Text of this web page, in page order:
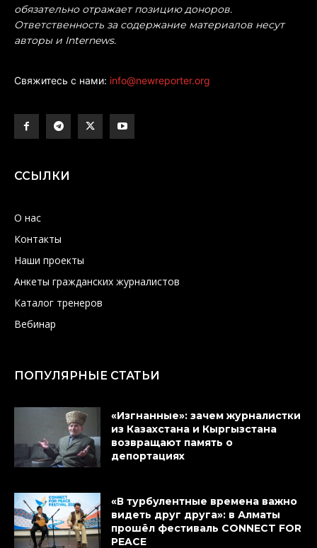
обязательно отражает позицию доноров.
Ответственность за содержание материалов несут
авторы и Internews.
Свяжитесь с нами: info@newreporter.org
ССЫЛКИ
О нас
Контакты
Наши проекты
Анкеты гражданских журналистов
Каталог тренеров
Вебинар
ПОПУЛЯРНЫЕ СТАТЬИ
«Изгнанные»: зачем журналистки
из Казахстана и Кыргызстана
возвращают память о
депортациях
«В турбулентные времена важно
видеть друг друга»: в Алматы
прошёл фестиваль CONNECT FOR
PEACE